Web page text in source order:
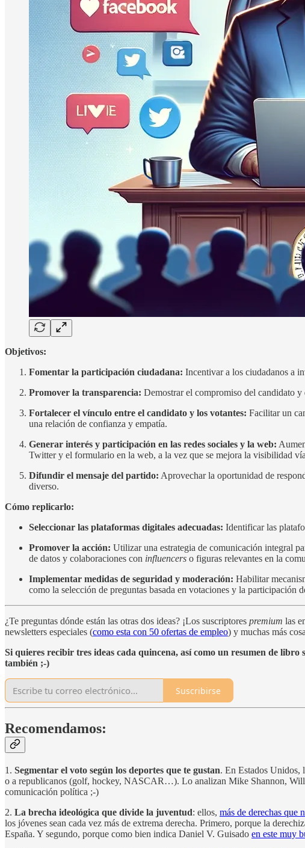
Objetivos:
Fomentar la participación ciudadana: Incentivar a los ciudadanos a
Promover la transparencia: Demostrar el compromiso del candidato
Fortalecer el vínculo entre el candidato y los votantes: Facilitar un
una relación de confianza y empatía.
Generar interés y participación en las redes sociales y la web:
Twitter y el formulario en la web, a la vez que se mejora la visibilidad
Difundir el mensaje del partido: Aprovechar la oportunidad de
diverso.
Cómo replicarlo:
Seleccionar las plataformas digitales adecuadas: Identificar las
Promover la acción: Utilizar una estrategia de comunicación integral
de datos y colaboraciones con influencers o figuras relevantes en la
Implementar medidas de seguridad y moderación: Habilitar
como la selección de preguntas basada en votaciones y la participación
¿Te preguntas dónde están las otras dos ideas? ¡Los suscriptores premium las
newsletters especiales (como esta con 50 ofertas de empleo) y muchas más
Si quieres recibir tres ideas cada quincena, así como un resumen de libro
también ;-)
Suscribirse
Recomendamos:
1. Segmentar el voto según los deportes que te gustan. En Estados Unidos,
o a republicanos (golf, hockey, NASCAR…). Lo analizan Mike Shannon,
comunicación política ;-)
2. La brecha ideológica que divide la juventud: ellos, más de derechas que
los jóvenes sean cada vez más de extrema derecha. Primero, porque la
España. Y segundo, porque como bien indica Daniel V. Guisado en este muy